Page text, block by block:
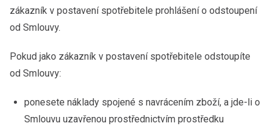
zákazník v postavení spotřebitele prohlášení o odstoupení
od Smlouvy.
Pokud jako zákazník v postavení spotřebitele odstoupíte
od Smlouvy:
ponesete náklady spojené s navrácením zboží, a jde-li o
Smlouvu uzavřenou prostřednictvím prostředku